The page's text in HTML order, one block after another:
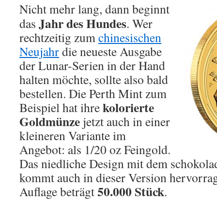
Nicht mehr lang, dann beginnt
das Jahr des Hundes. Wer
rechtzeitig zumchinesischen
Neujahrdie neueste Ausgabe
der Lunar-Serien in der Hand
halten möchte, sollte also bald
bestellen. Die Perth Mint zum
Beispiel hat ihrekolorierte
Goldmünze jetzt auch in einer
kleineren Variante im
Angebot: als 1/20 oz Feingold.
Das niedliche Design mit dem
kommt auch in dieser Version
Auflage beträgt50.000 Stück.